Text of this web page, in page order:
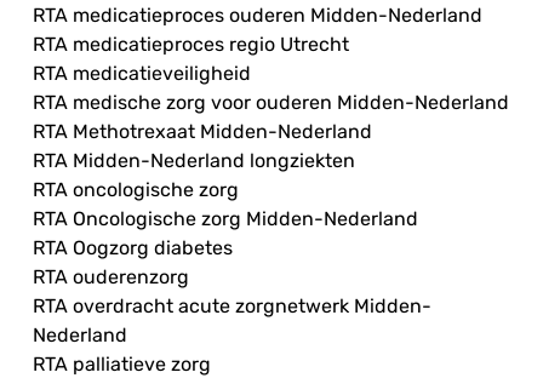
RTA medicatieproces ouderen Midden-Nederland
RTA medicatieproces regio Utrecht
RTA medicatieveiligheid
RTA medische zorg voor ouderen Midden-Nederland
RTA Methotrexaat Midden-Nederland
RTA Midden-Nederland longziekten
RTA oncologische zorg
RTA Oncologische zorg Midden-Nederland
RTA Oogzorg diabetes
RTA ouderenzorg
RTA overdracht acute zorgnetwerk Midden-
Nederland
RTA palliatieve zorg